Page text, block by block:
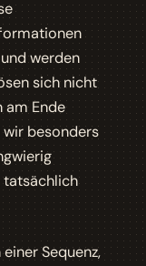
werden
sich nicht
am Ende
wir besonders
tatsächlich
Sequenz,